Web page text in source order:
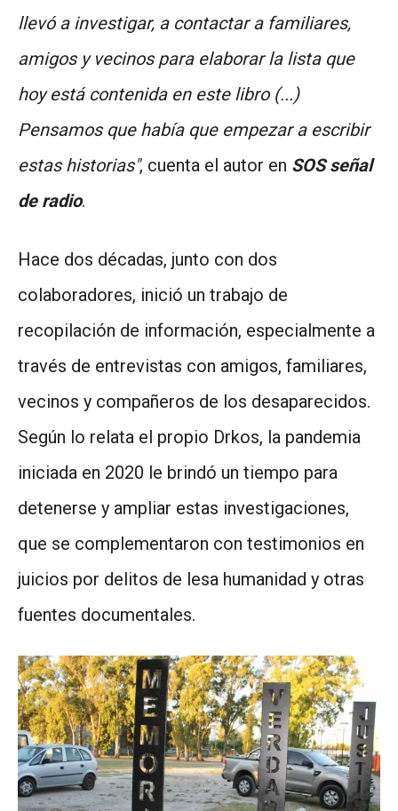
llevó a investigar, a contactar a familiares,
amigos y vecinos para elaborar la lista que
hoy está contenida en este libro (...)
Pensamos que había que empezar a escribir
estas historias", cuenta el autor en SOS señal
de radio.
Hace dos décadas, junto con dos
colaboradores, inició un trabajo de
recopilación de información, especialmente a
través de entrevistas con amigos, familiares,
vecinos y compañeros de los desaparecidos.
Según lo relata el propio Drkos, la pandemia
iniciada en 2020 le brindó un tiempo para
detenerse y ampliar estas investigaciones,
que se complementaron con testimonios en
juicios por delitos de lesa humanidad y otras
fuentes documentales.